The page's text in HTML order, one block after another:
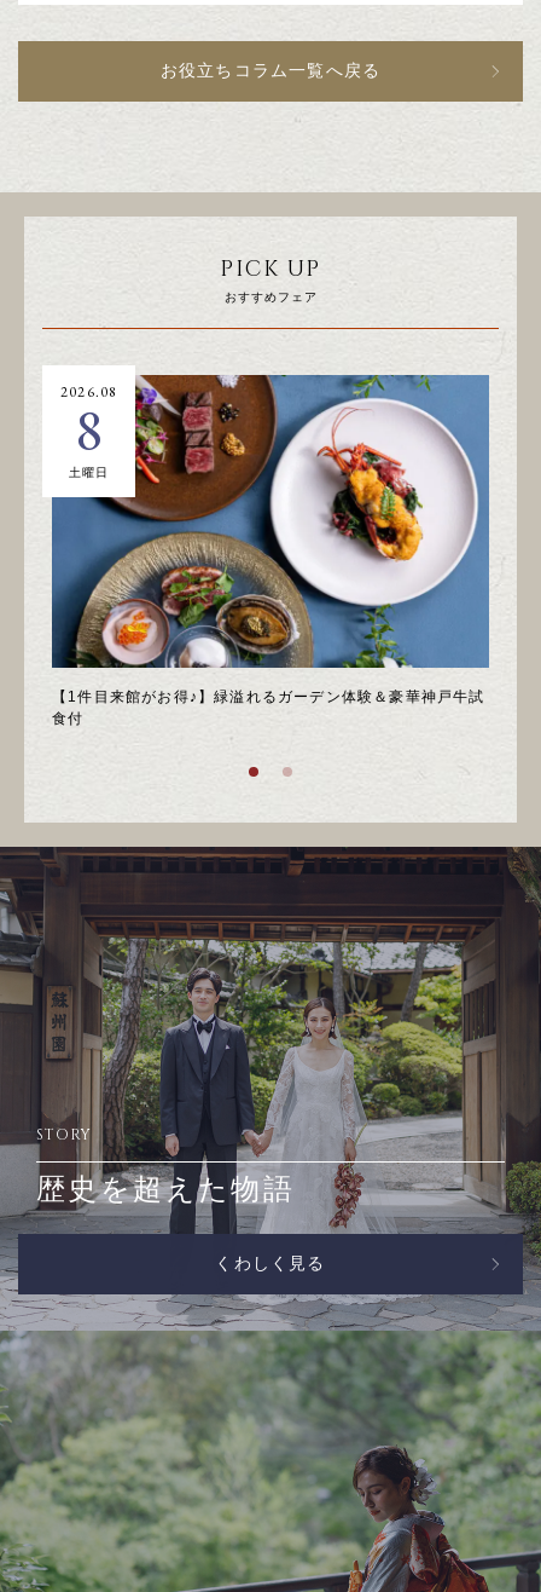
お役立ちコラム一覧へ戻る
PICK UP
おすすめフェア
【1件目来館がお得♪】緑溢れるガーデン体験＆豪華神戸牛試
食付
2026.08
8
土曜日
STORY
歴史を超えた物語
くわしく見る